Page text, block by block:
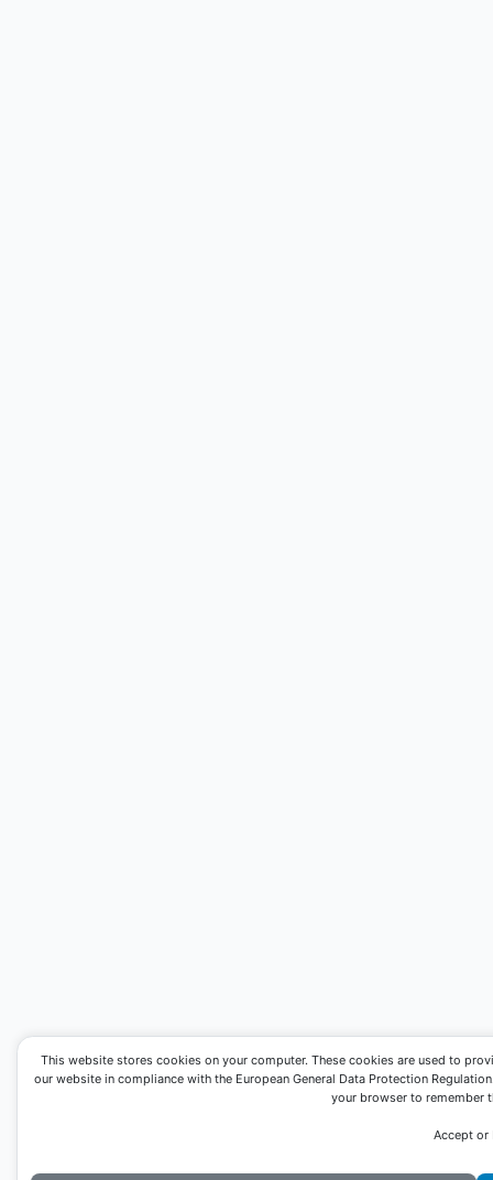
This website stores cookies on your computer. These cookies are used to
our website in compliance with the European General Data Protection
your browser to remember
Accept or